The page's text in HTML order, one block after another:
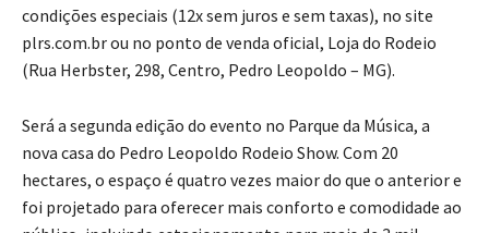
condições especiais (12x sem juros e sem taxas), no site
plrs.com.br ou no ponto de venda oficial, Loja do Rodeio
(Rua Herbster, 298, Centro, Pedro Leopoldo – MG).
Será a segunda edição do evento no Parque da Música, a
nova casa do Pedro Leopoldo Rodeio Show. Com 20
hectares, o espaço é quatro vezes maior do que o anterior e
foi projetado para oferecer mais conforto e comodidade ao